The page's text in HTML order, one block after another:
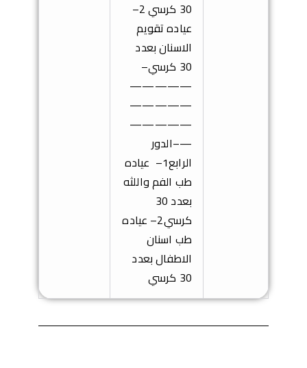
30 كرسي
2
–
عياده تقويم
الاسنان بعدد
30 كرسي
–
—————
—————
—————
—–الدور
الرابع1
– عياده
طب الفم واللثه
بعدد 30
كرسي2
– عياده
طب اسنان
الاطفال بعدد
30 كرسي